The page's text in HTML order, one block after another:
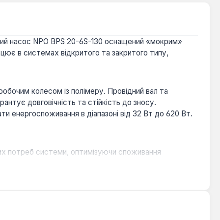
насос NPO BPS 20-6S-130 оснащений «мокрим»
в системах відкритого та закритого типу,
колесом із полімеру. Провідний вал та
довговічність та стійкість до зносу.
енергоспоживання в діапазоні від 32 Вт до 620 Вт.
потреб системи, оптимізуючи споживання
для житлових приміщень.